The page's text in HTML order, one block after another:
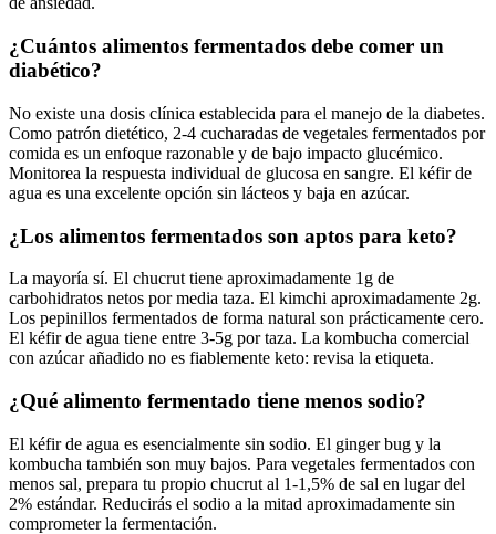
¿Cuántos alimentos fermentados debe comer un
diabético?
No existe una dosis clínica establecida para el manejo de la diabetes.
Como patrón dietético, 2-4 cucharadas de vegetales fermentados por
comida es un enfoque razonable y de bajo impacto glucémico.
Monitorea la respuesta individual de glucosa en sangre. El kéfir de
agua es una excelente opción sin lácteos y baja en azúcar.
¿Los alimentos fermentados son aptos para keto?
La mayoría sí. El chucrut tiene aproximadamente 1g de
carbohidratos netos por media taza. El kimchi aproximadamente 2g.
Los pepinillos fermentados de forma natural son prácticamente cero.
El kéfir de agua tiene entre 3-5g por taza. La kombucha comercial
con azúcar añadido no es fiablemente keto: revisa la etiqueta.
¿Qué alimento fermentado tiene menos sodio?
El kéfir de agua es esencialmente sin sodio. El ginger bug y la
kombucha también son muy bajos. Para vegetales fermentados con
menos sal, prepara tu propio chucrut al 1-1,5% de sal en lugar del
2% estándar. Reducirás el sodio a la mitad aproximadamente sin
comprometer la fermentación.